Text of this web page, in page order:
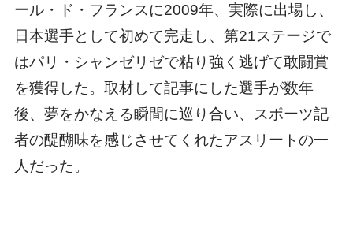
ール・ド・フランスに2009年、実際に出場し、
日本選手として初めて完走し、第21ステージで
はパリ・シャンゼリゼで粘り強く逃げて敢闘賞
を獲得した。取材して記事にした選手が数年
後、夢をかなえる瞬間に巡り合い、スポーツ記
者の醍醐味を感じさせてくれたアスリートの一
人だった。